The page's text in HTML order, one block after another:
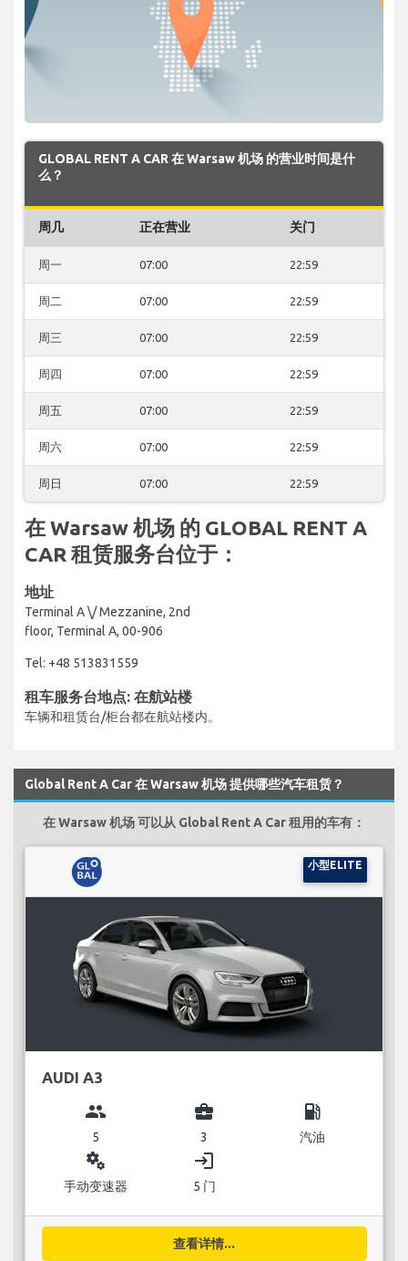
GLOBAL RENT A CAR 在 Warsaw 机场 的营业时间是什
么？
周几 正在营业 关门
周一 07:00 22:59
周二 07:00 22:59
周三 07:00 22:59
周四 07:00 22:59
周五 07:00 22:59
周六 07:00 22:59
周日 07:00 22:59
在 Warsaw 机场 的 GLOBAL RENT A
CAR 租赁服务台位于：
地址
Terminal A \/ Mezzanine, 2nd
floor, Terminal A, 00-906
Tel: +48 513831559
租车服务台地点: 在航站楼
车辆和租赁台/柜台都在航站楼内。
Global Rent A Car 在 Warsaw 机场 提供哪些汽车租赁？
在 Warsaw 机场 可以从 Global Rent A Car 租用的车有：
小型ELITE
AUDI A3
group
5
business_center
3
local_gas_station
汽油
miscellaneous_services
手动变速器
login
5 门
查看详情...